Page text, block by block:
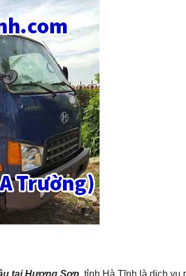
tại Hương Sơn, tỉnh Hà Tĩnh là dịch vụ